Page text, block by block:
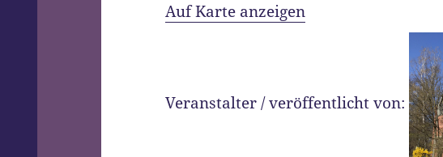
Auf Karte anzeigen
Veranstalter / veröffentlicht von: